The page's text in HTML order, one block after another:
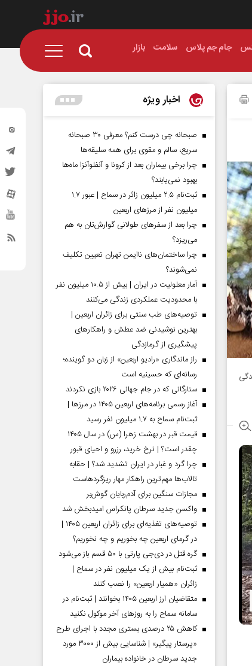
جام جم پلاس سلامت بازار
اخبار ویژه
صبحانه چی درست کنم؟ معرفی ۳۰ صبحانه
سریع، سالم و مقوی برای همه سلیقه‌ها
چرا برخی بیماران بعد از کرونا و آنفلوآنزا ماه‌ها
بهبود نمی‌یابند؟
ثبت‌نام ۲.۵ میلیون زائر در سماح | عبور ۱.۷
میلیون نفر از مرز‌های اربعین
چرا بعد از سفرهای طولانی گوارش‌تان به هم
می‌ریزد؟
چرا ساختمان‌های ناایمن تهران تعیین تکلیف
نمی‌شوند؟
آمار معلولیت در ایران | بیش از ۱۰.۵ میلیون نفر
با محدودیت عملکردی زندگی می‌کنند
توصیه‌های طب سنتی برای زائران اربعین |
بهترین نوشیدنی ضد عطش و راهکارهای
پیشگیری از گرمازدگی
راز ماندگاری «رادیو اربعین» از زبان دو گوینده؛
رسانه‌ای که حسینیه است
ستارگانی که در جام جهانی ۲۰۲۶ بازی نکردند
آغاز رسمی برنامه‌های اربعین ۱۴۰۵ در مرز‌ها |
ثبت‌نام سماح به ۱.۷ میلیون نفر رسید
قیمت قبر در بهشت زهرا (س) در سال ۱۴۰۵
چقدر است؟ | نرخ خرید، رزرو و احیای قبور
چرا گرد و غبار در ایران تشدید شد؟ | حقابه
تالاب‌ها مهم‌ترین راهکار مهار ریزگردهاست
مجازات سنگین برای آدم‌ربایان گوش‌بر
واکسن جدید سرطان پانکراس امیدبخش شد
توصیه‌های تغذیه‌ای برای زائران اربعین ۱۴۰۵ |
در گرمای اربعین چه بخوریم و چه نخوریم؟
گره قتل در دی‌جی پارتی با ۵۰ قسم باز می‌شود
ثبت‌نام بیش از یک میلیون نفر در سماح |
زائران «همیار اربعین» را نصب کنند
متقاضیان ارز اربعین ۱۴۰۵ بخوانند | ثبت‌نام در
سامانه سماح را به روز‌های آخر موکول نکنید
کاهش ۲۵ درصدی بستری مجدد با اجرای طرح
«پرستار پیگیر» | شناسایی بیش از ۳۰۰۰ مورد
جدید سرطان در خانواده بیماران